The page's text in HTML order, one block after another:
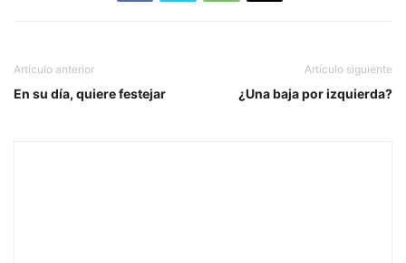
Artículo anterior
En su día, quiere festejar
Artículo siguiente
¿Una baja por izquierda?